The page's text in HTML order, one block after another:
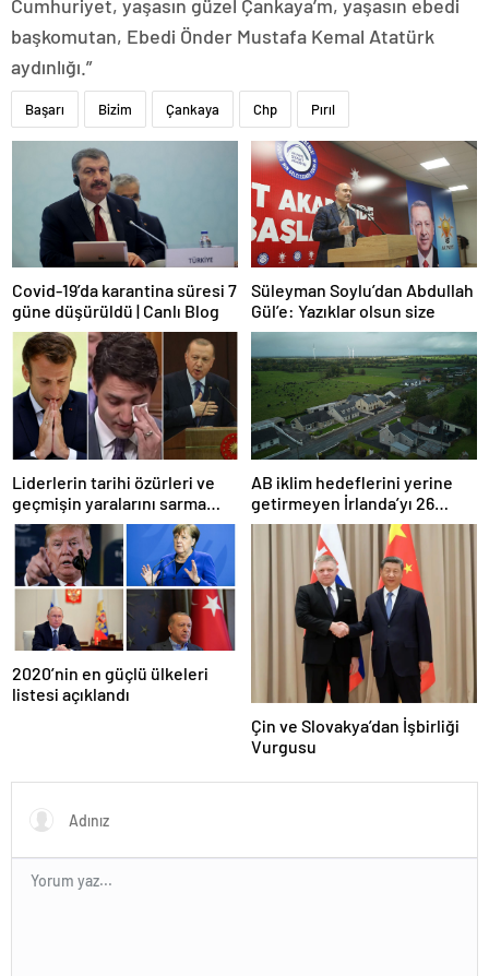
Cumhuriyet, yaşasın güzel Çankaya’m, yaşasın ebedi
başkomutan, Ebedi Önder Mustafa Kemal Atatürk
aydınlığı.”
Başarı Bizim Çankaya Chp Pırıl
Covid-19’da karantina süresi 7
güne düşürüldü | Canlı Blog
Süleyman Soylu’dan Abdullah
Gül’e: Yazıklar olsun size
Liderlerin tarihi özürleri ve
geçmişin yaralarını sarma
çabaları
AB iklim hedeflerini yerine
getirmeyen İrlanda’yı 26
milyar euroluk ceza bekliyor
2020’nin en güçlü ülkeleri
listesi açıklandı
Çin ve Slovakya’dan İşbirliği
Vurgusu